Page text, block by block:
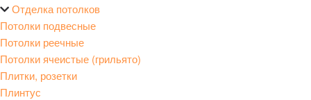
Отделка потолков
Потолки подвесные
Потолки реечные
Потолки ячеистые (грильято)
Плитки, розетки
Плинтус